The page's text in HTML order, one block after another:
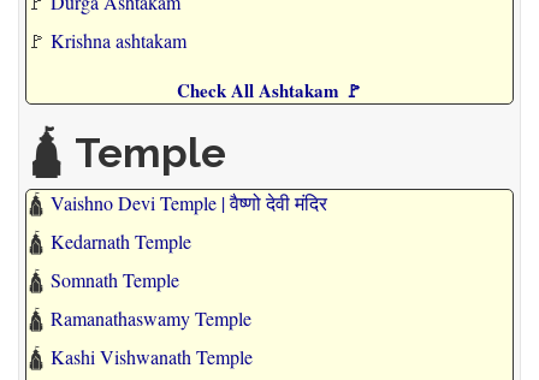
🚩 Krishna ashtakam
Check All Ashtakam 🚩
🛕 Temple
🛕 Vaishno Devi Temple | वैष्णो देवी मंदिर
🛕 Kedarnath Temple
🛕 Somnath Temple
🛕 Ramanathaswamy Temple
🛕 Kashi Vishwanath Temple